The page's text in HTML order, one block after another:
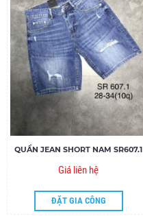
QUẦN JEAN SHORT NAM SR607.1
Giá liên hệ
ĐẶT GIA CÔNG